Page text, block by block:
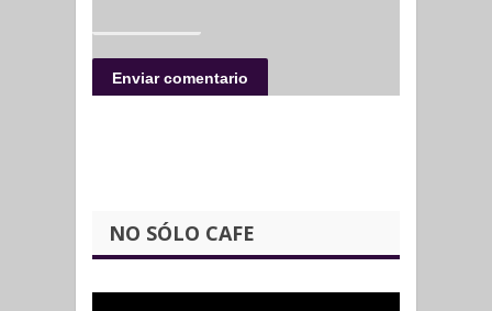
NO SÓLO CAFE